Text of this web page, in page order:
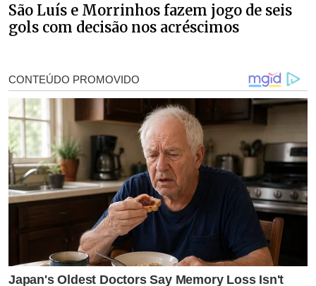
São Luís e Morrinhos fazem jogo de seis
gols com decisão nos acréscimos